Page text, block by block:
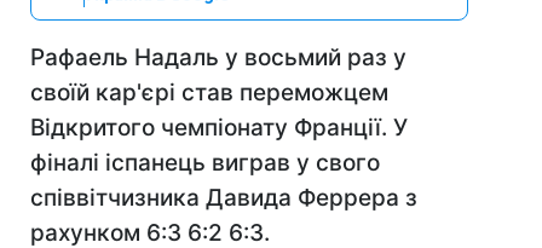
Рафаель Надаль у восьмий раз у
своїй кар'єрі став переможцем
Відкритого чемпіонату Франції. У
фіналі іспанець виграв у свого
співвітчизника Давида Феррера з
рахунком 6:3 6:2 6:3.